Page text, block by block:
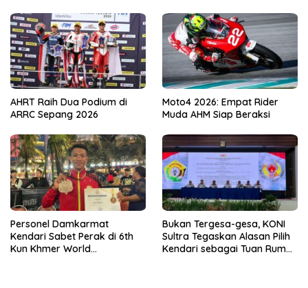
AHRT Raih Dua Podium di
ARRC Sepang 2026
Moto4 2026: Empat Rider
Muda AHM Siap Beraksi
Personel Damkarmat
Kendari Sabet Perak di 6th
Kun Khmer World
Bukan Tergesa-gesa, KONI
Sultra Tegaskan Alasan Pilih
Kendari sebagai Tuan Rumah